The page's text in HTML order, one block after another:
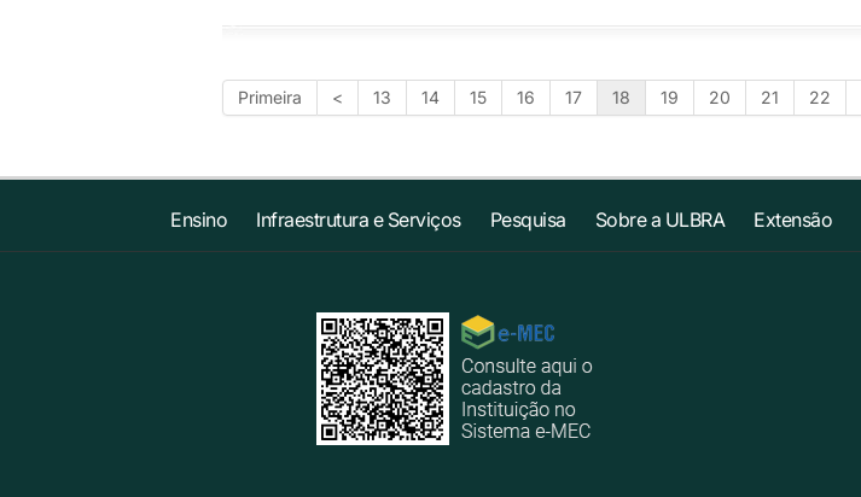
Primeira < 13 14 15 16 17 18 19 20 21 22
Ensino Infraestrutura e Serviços Pesquisa Sobre a ULBRA Extensão